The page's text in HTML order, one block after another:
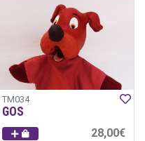
TM034
GOS
28,00€